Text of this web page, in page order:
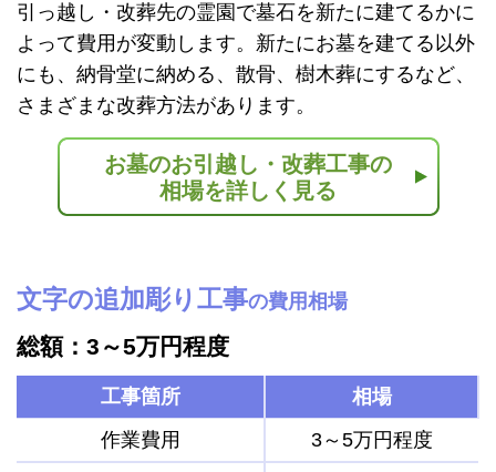
引っ越し・改葬先の霊園で墓石を新たに建てるかに
よって費用が変動します。新たにお墓を建てる以外
にも、納骨堂に納める、散骨、樹木葬にするなど、
さまざまな改葬方法があります。
お墓のお引越し・改葬工事の
相場を詳しく見る
文字の追加彫り工事の費用相場
総額：3～5万円程度
工事箇所
相場
作業費用
3～5万円程度